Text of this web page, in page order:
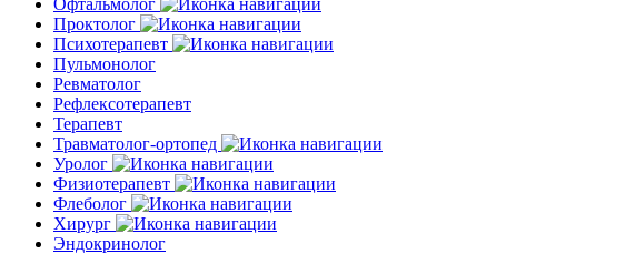
Офтальмолог
Проктолог
Психотерапевт
Пульмонолог
Ревматолог
Рефлексотерапевт
Терапевт
Травматолог-ортопед
Уролог
Физиотерапевт
Флеболог
Хирург
Эндокринолог